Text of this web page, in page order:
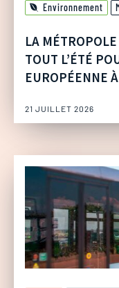
Environnement
LA
TOUT L’ÉTÉ
EUROPÉENNE
21 JUILLET 2026